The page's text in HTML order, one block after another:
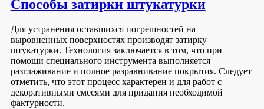
Способы затирки штукатурки
Для устранения оставшихся погрешностей на
выровненных поверхностях производят затирку
штукатурки. Технология заключается в том, что при
помощи специального инструмента выполняется
разглаживание и полное разравнивание покрытия. Следует
отметить, что этот процесс характерен и для работ с
декоративными смесями для придания необходимой
фактурности.